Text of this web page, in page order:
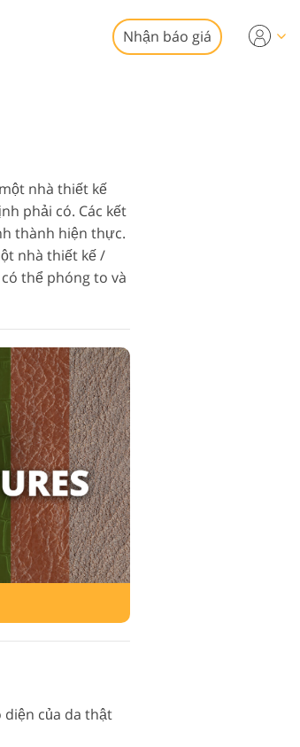
Nhận báo giá
nhà thiết kế
phải có. Các kết
thành hiện thực.
nhà thiết kế /
thể phóng to và
diện của da thật